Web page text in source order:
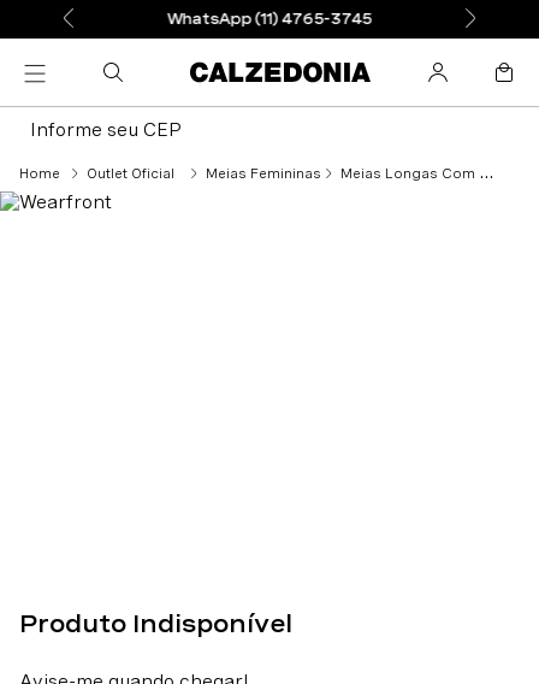
WhatsApp (11) 4765-3745
Informe seu CEP
Outlet Oficial Meias Femininas Meias Longas Com Cashmere - Azul